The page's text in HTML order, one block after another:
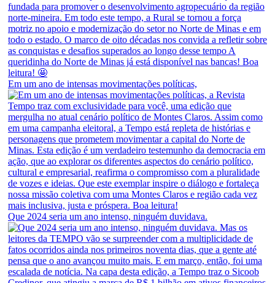
Em um ano de intensas movimentações políticas,
Que 2024 seria um ano intenso, ninguém duvidava.